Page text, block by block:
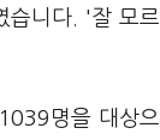
습니다. '잘 모르
명을 대상으